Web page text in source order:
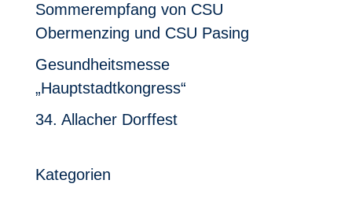
Sommerempfang von CSU
Obermenzing und CSU Pasing
Gesundheitsmesse
„Hauptstadtkongress“
34. Allacher Dorffest
Kategorien